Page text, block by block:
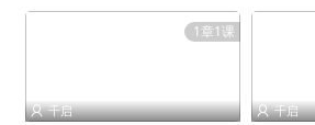
1章1课
 千启  千启